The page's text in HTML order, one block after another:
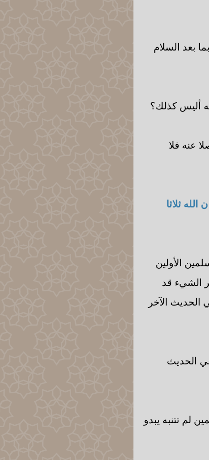
بعد السلام
أليس كذلك؟
عنه فلا
ثلاثا
الأولين
الشيء قد
الحديث الآخر
الحديث
لم تتنبه يبدو